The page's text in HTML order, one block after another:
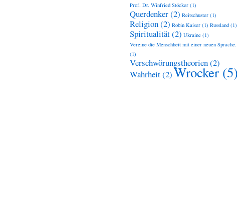
Prof. Dr. Winfried Stöcker (1)
Querdenker(2) Reitschuster (1)
Religion(2) Robin Kaiser (1) Russland (1)
Spiritualität(2) Ukraine (1)
Vereine die Menschheit mit einer neuen Sprache.
(1)
Verschwörungstheorien(2)
Wahrheit(2)Wrocker (5)